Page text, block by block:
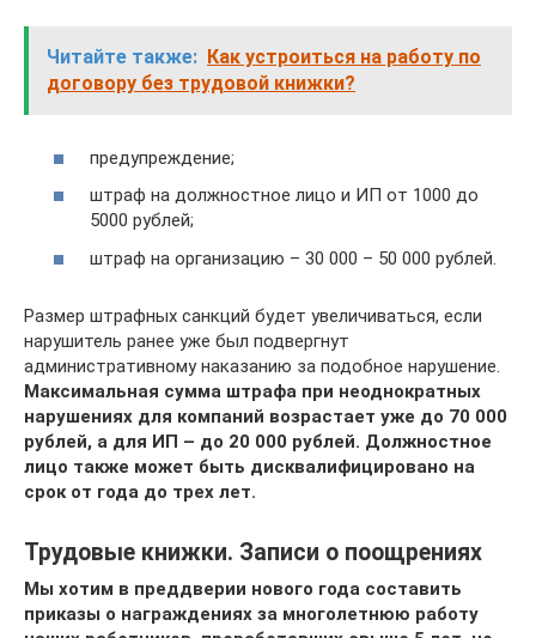
Читайте также: Как устроиться на работу по
договору без трудовой книжки?
предупреждение;
штраф на должностное лицо и ИП от 1000 до
5000 рублей;
штраф на организацию – 30 000 – 50 000 рублей.
Размер штрафных санкций будет увеличиваться, если
нарушитель ранее уже был подвергнут
административному наказанию за подобное нарушение.
Максимальная сумма штрафа при неоднократных
нарушениях для компаний возрастает уже до 70 000
рублей, а для ИП – до 20 000 рублей. Должностное
лицо также может быть дисквалифицировано на
срок от года до трех лет.
Трудовые книжки. Записи о поощрениях
Мы хотим в преддверии нового года составить
приказы о награждениях за многолетнюю работу